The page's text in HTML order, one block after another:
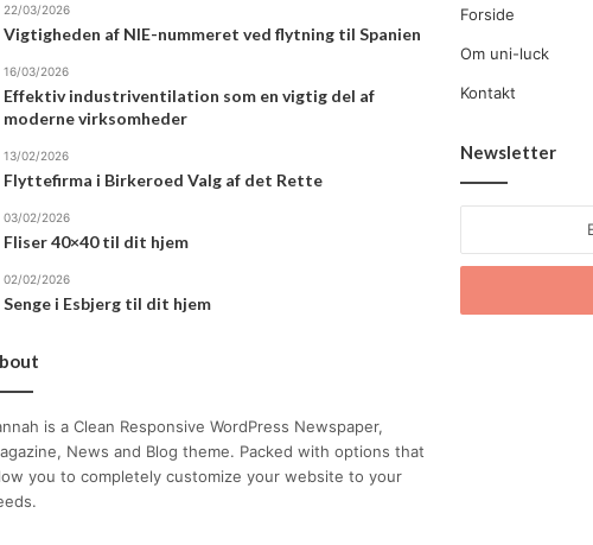
22/03/2026
Vigtigheden af NIE-nummeret ved flytning til Spanien
16/03/2026
Effektiv industriventilation som en vigtig del af
moderne virksomheder
13/02/2026
Flyttefirma i Birkeroed Valg af det Rette
03/02/2026
Fliser 40×40 til dit hjem
02/02/2026
Senge i Esbjerg til dit hjem
is a Clean Responsive WordPress Newspaper,
News and Blog theme. Packed with options that
you to completely customize your website to your
Forside
Om uni-luck
Kontakt
Newsletter
Email